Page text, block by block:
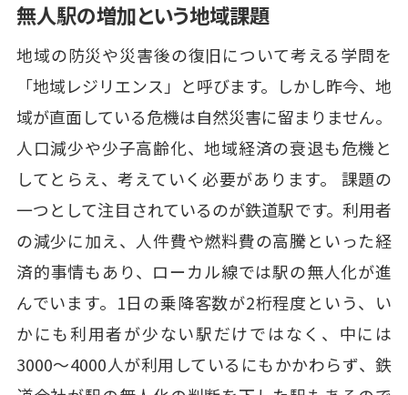
無人駅の増加という地域課題
地域の防災や災害後の復旧について考える学問を
「地域レジリエンス」と呼びます。しかし昨今、地
域が直面している危機は自然災害に留まりません。
人口減少や少子高齢化、地域経済の衰退も危機と
してとらえ、考えていく必要があります。 課題の
一つとして注目されているのが鉄道駅です。利用者
の減少に加え、人件費や燃料費の高騰といった経
済的事情もあり、ローカル線では駅の無人化が進
んでいます。1日の乗降客数が2桁程度という、い
かにも利用者が少ない駅だけではなく、中には
3000～4000人が利用しているにもかかわらず、鉄